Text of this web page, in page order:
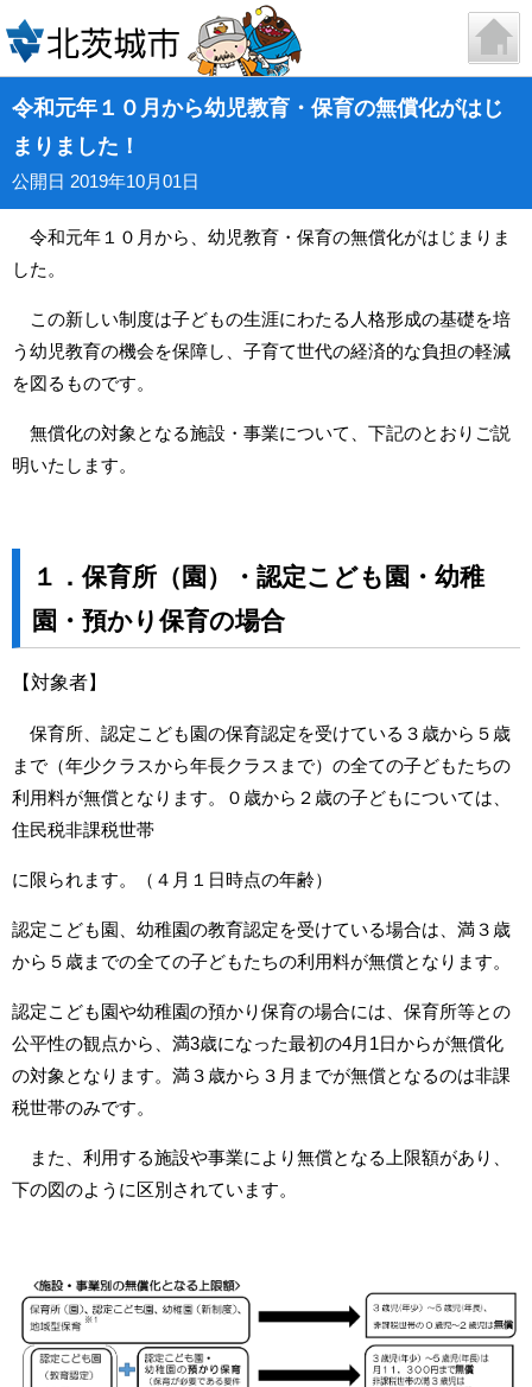
令和元年１０月から幼児教育・保育の無償化がはじ
まりました！
公開日 2019年10月01日
令和元年１０月から、幼児教育・保育の無償化がはじまりま
した。
この新しい制度は子どもの生涯にわたる人格形成の基礎を培
う幼児教育の機会を保障し、子育て世代の経済的な負担の軽減
を図るものです。
無償化の対象となる施設・事業について、下記のとおりご説
明いたします。
１．保育所（園）・認定こども園・幼稚
園・預かり保育の場合
【対象者】
保育所、認定こども園の保育認定を受けている３歳から５歳
まで（年少クラスから年長クラスまで）の全ての子どもたちの
利用料が無償となります。０歳から２歳の子どもについては、
住民税非課税世帯
に限られます。（４月１日時点の年齢）
認定こども園、幼稚園の教育認定を受けている場合は、満３歳
から５歳までの全ての子どもたちの利用料が無償となります。
認定こども園や幼稚園の預かり保育の場合には、保育所等との
公平性の観点から、満3歳になった最初の4月1日からが無償化
の対象となります。満３歳から３月までが無償となるのは非課
税世帯のみです。
また、利用する施設や事業により無償となる上限額があり、
下の図のように区別されています。